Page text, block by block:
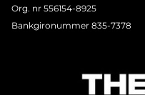
Org. nr 556154-8925
Bankgironummer 835-7378